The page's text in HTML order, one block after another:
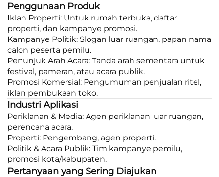
Penggunaan Produk
Iklan Properti: Untuk rumah terbuka, daftar
properti, dan kampanye promosi.
Kampanye Politik: Slogan luar ruangan, papan nama
calon peserta pemilu.
Penunjuk Arah Acara: Tanda arah sementara untuk
festival, pameran, atau acara publik.
Promosi Komersial: Pengumuman penjualan ritel,
iklan pembukaan toko.
Industri Aplikasi
Periklanan & Media: Agen periklanan luar ruangan,
perencana acara.
Properti: Pengembang, agen properti.
Politik & Acara Publik: Tim kampanye pemilu,
promosi kota/kabupaten.
Pertanyaan yang Sering Diajukan